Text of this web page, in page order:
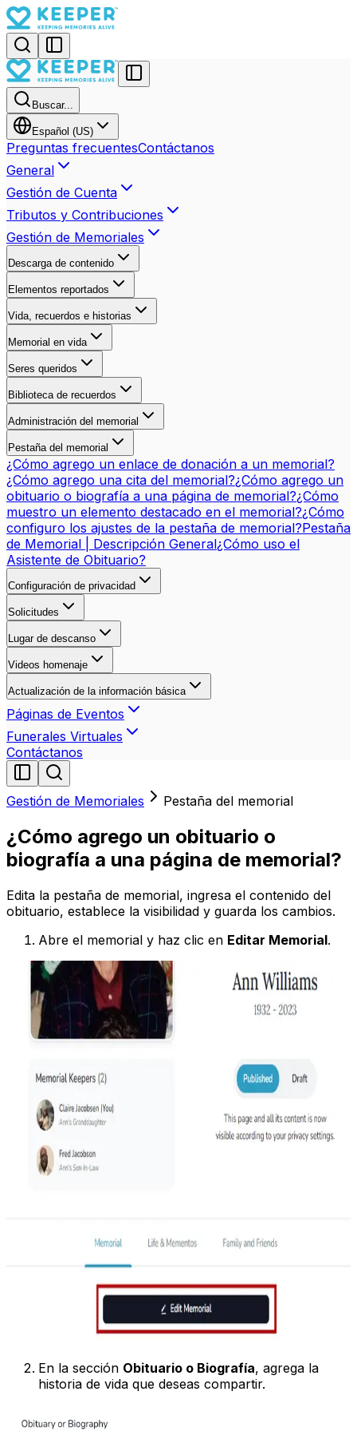
Buscar...
Español (US)
Preguntas frecuentesContáctanos
General
Gestión de Cuenta
Tributos y Contribuciones
Gestión de Memoriales
Descarga de contenido
Elementos reportados
Vida, recuerdos e historias
Memorial en vida
Seres queridos
Biblioteca de recuerdos
Administración del memorial
Pestaña del memorial
¿Cómo agrego un enlace de donación a un memorial?
¿Cómo agrego una cita del memorial?¿Cómo agrego un
obituario o biografía a una página de memorial?¿Cómo
muestro un elemento destacado en el memorial?¿Cómo
configuro los ajustes de la pestaña de memorial?Pestaña
de Memorial | Descripción General¿Cómo uso el
Asistente de Obituario?
Configuración de privacidad
Solicitudes
Lugar de descanso
Videos homenaje
Actualización de la información básica
Páginas de Eventos
Funerales Virtuales
Contáctanos
Gestión de Memoriales Pestaña del memorial
¿Cómo agrego un obituario o
biografía a una página de memorial?
Edita la pestaña de memorial, ingresa el contenido del
obituario, establece la visibilidad y guarda los cambios.
Abre el memorial y haz clic en Editar Memorial.
En la sección Obituario o Biografía, agrega la
historia de vida que deseas compartir.